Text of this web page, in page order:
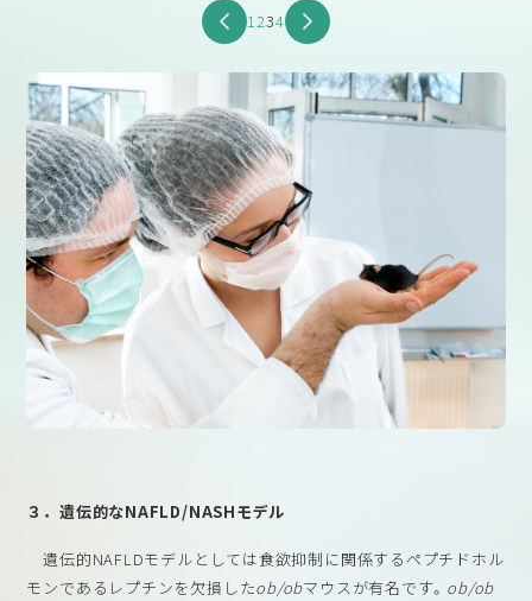
1234
３．遺伝的なNAFLD/NASHモデル
遺伝的NAFLDモデルとしては食欲抑制に関係するペプチドホル
モンであるレプチンを欠損したob/obマウスが有名です。 ob/ob